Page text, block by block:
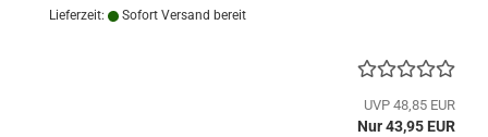
Lieferzeit: Sofort Versand bereit
UVP 48,85 EUR
Nur 43,95 EUR